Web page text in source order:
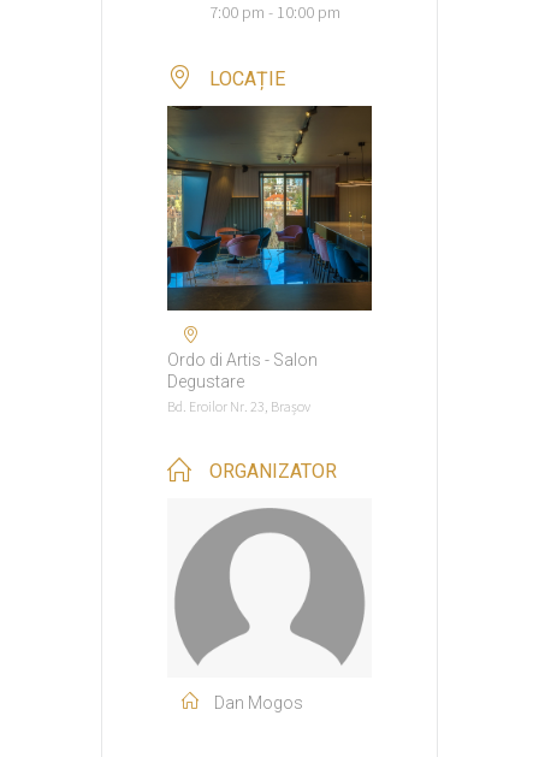
7:00 pm - 10:00 pm
LOCAȚIE
Ordo di Artis - Salon
Degustare
Bd. Eroilor Nr. 23, Brașov
ORGANIZATOR
Dan Mogos